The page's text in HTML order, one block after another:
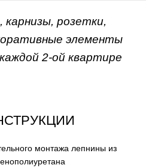
розетки,
элементы
2-ой квартире
монтажа лепнины из